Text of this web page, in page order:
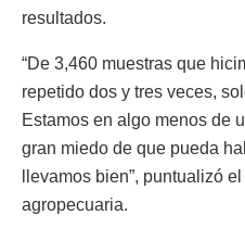
resultados.
“De 3,460 muestras que
repetido dos y tres veces,
Estamos en algo menos de
gran miedo de que pueda
llevamos bien”, puntualizó
agropecuaria.